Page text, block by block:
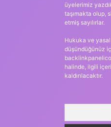
üyelerimiz
taşımakta olup,
etmiş sayılırlar.
Hukuka ve yasal
düşündüğünüz
halinde, ilgili
kaldırılacaktır.